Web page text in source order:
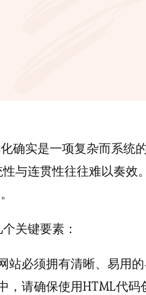
确实是一项复杂而系统
与连贯性往往难以奏
关键要素：
站必须拥有清晰、易用
，请确保使用HTML代码